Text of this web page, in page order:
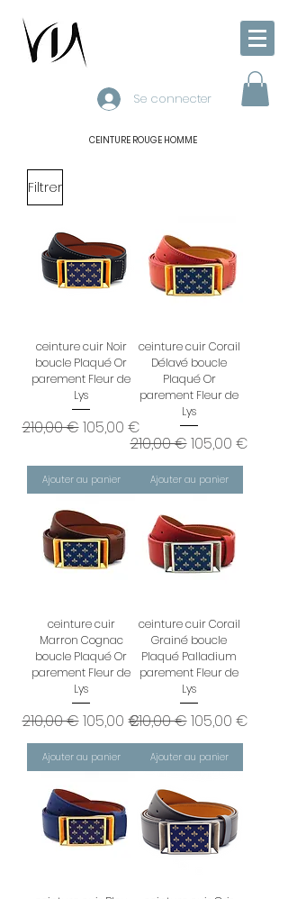
Se connecter
CEINTURE ROUGE HOMME
Filtrer
ceinture cuir Noir
boucle Plaqué Or
parement Fleur de
Lys
Prix original
210,00 €Prix promotionnel
105,00 €
Ajouter au panier
ceinture cuir Corail
Délavé boucle
Plaqué Or
parement Fleur de
Lys
Prix original
210,00 €Prix
105,00 €
Ajouter au panier
ceinture cuir
Marron Cognac
boucle Plaqué Or
parement Fleur de
Lys
Prix original
210,00 €Prix promotionnel
105,00 €
Ajouter au panier
ceinture cuir Corail
Grainé boucle
Plaqué Palladium
parement Fleur de
Lys
Prix original
210,00 €Prix
105,00 €
Ajouter au panier